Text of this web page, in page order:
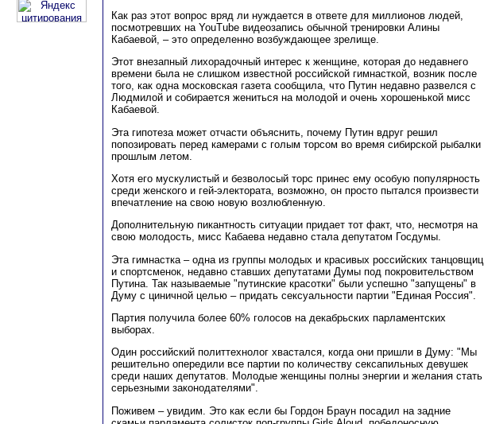
Как раз этот вопрос вряд ли нуждается в ответе для миллионов людей,
посмотревших на YouTube видеозапись обычной тренировки Алины
Кабаевой, – это определенно возбуждающее зрелище.
Этот внезапный лихорадочный интерес к женщине, которая до недавнего
времени была не слишком известной российской гимнасткой, возник после
того, как одна московская газета сообщила, что Путин недавно развелся с
Людмилой и собирается жениться на молодой и очень хорошенькой мисс
Кабаевой.
Эта гипотеза может отчасти объяснить, почему Путин вдруг решил
попозировать перед камерами с голым торсом во время сибирской рыбалки
прошлым летом.
Хотя его мускулистый и безволосый торс принес ему особую популярность
среди женского и гей-электората, возможно, он просто пытался произвести
впечатление на свою новую возлюбленную.
Дополнительную пикантность ситуации придает тот факт, что, несмотря на
свою молодость, мисс Кабаева недавно стала депутатом Госдумы.
Эта гимнастка – одна из группы молодых и красивых российских танцовщиц
и спортсменок, недавно ставших депутатами Думы под покровительством
Путина. Так называемые "путинские красотки" были успешно "запущены" в
Думу с циничной целью – придать сексуальности партии "Единая Россия".
Партия получила более 60% голосов на декабрьских парламентских
выборах.
Один российский политтехнолог хвастался, когда они пришли в Думу: "Мы
решительно опередили все партии по количеству сексапильных девушек
среди наших депутатов. Молодые женщины полны энергии и желания стать
серьезными законодателями".
Поживем – увидим. Это как если бы Гордон Браун посадил на задние